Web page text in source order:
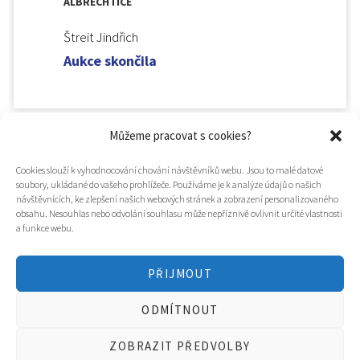
Můžeme pracovat s cookies?
Cookies slouží k vyhodnocování chování návštěvníků webu. Jsou to malé datové
soubory, ukládané do vašeho prohlížeče. Používáme je k analýze údajů o našich
návštěvnících, ke zlepšení našich webových stránek a zobrazení personalizovaného
obsahu. Nesouhlas nebo odvolání souhlasu může nepříznivě ovlivnit určité vlastnosti
a funkce webu.
PŘIJMOUT
ODMÍTNOUT
ZOBRAZIT PŘEDVOLBY
Štreit Jindřich
Aukce skončila
Tvorba webu a design WOOP.design/